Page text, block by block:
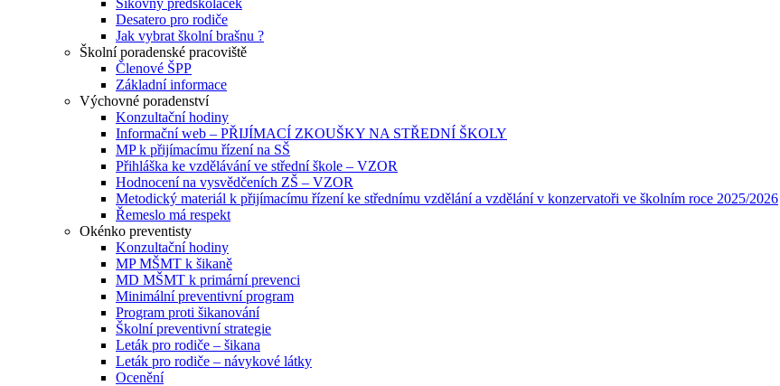
Šikovný předškoláček
Desatero pro rodiče
Jak vybrat školní brašnu ?
Školní poradenské pracoviště
Členové ŠPP
Základní informace
Výchovné poradenství
Konzultační hodiny
Informační web – PŘIJÍMACÍ ZKOUŠKY NA STŘEDNÍ ŠKOLY
MP k přijímacímu řízení na SŠ
Přihláška ke vzdělávání ve střední škole – VZOR
Hodnocení na vysvědčeních ZŠ – VZOR
Metodický materiál k přijímacímu řízení ke střednímu vzdělání a vzdělání v konzervatoři ve školním roce 2025/2026
Řemeslo má respekt
Okénko preventisty
Konzultační hodiny
MP MŠMT k šikaně
MD MŠMT k primární prevenci
Minimální preventivní program
Program proti šikanování
Školní preventivní strategie
Leták pro rodiče – šikana
Leták pro rodiče – návykové látky
Ocenění